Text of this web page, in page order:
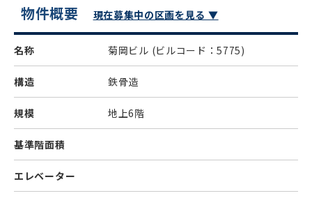
物件概要 現在募集中の区画を見る ▼
名称 菊岡ビル (ビルコード：5775)
構造 鉄骨造
規模 地上6階
基準階面積
エレベーター